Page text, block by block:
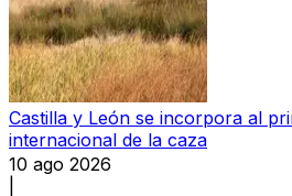
Castilla y León se incorpora al
internacional de la caza
10 ago 2026